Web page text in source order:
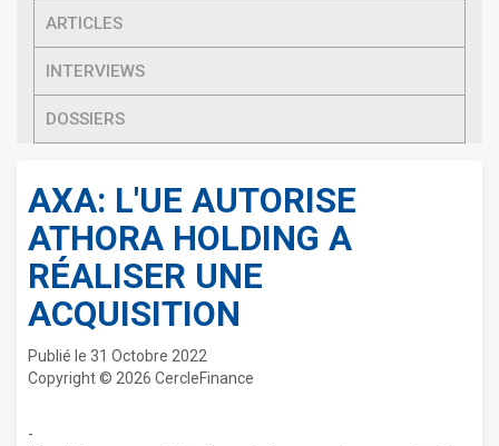
ARTICLES
INTERVIEWS
DOSSIERS
AXA: L'UE AUTORISE
ATHORA HOLDING A
RÉALISER UNE
ACQUISITION
Publié le 31 Octobre 2022
Copyright © 2026 CercleFinance
-